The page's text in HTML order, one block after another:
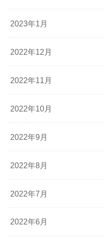
2023年1月
2022年12月
2022年11月
2022年10月
2022年9月
2022年8月
2022年7月
2022年6月